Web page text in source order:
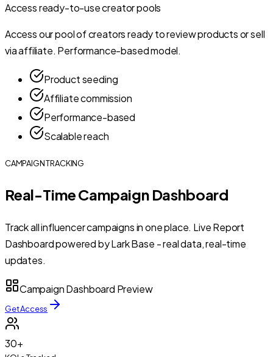
Access ready-to-use creator pools
Access our pool of creators ready to review products or sell
via affiliate. Performance-based model.
Product seeding
Affiliate commission
Performance-based
Scalable reach
CAMPAIGN TRACKING
Real-Time Campaign Dashboard
Track all influencer campaigns in one place. Live Report
Dashboard powered by Lark Base - real data, real-time
updates.
Campaign Dashboard Preview
Get Access
30+